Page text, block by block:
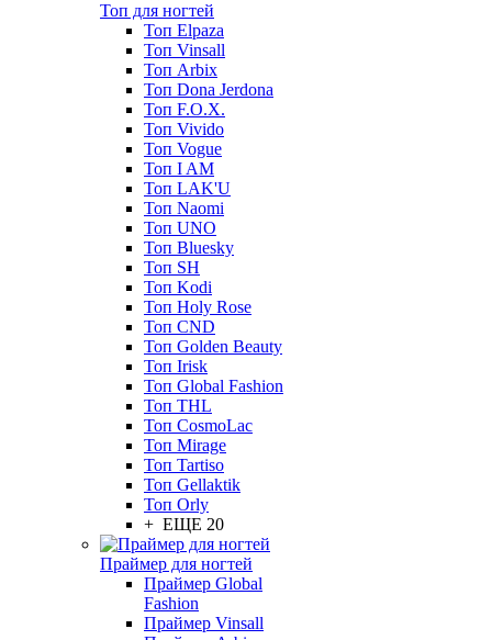
Топ для ногтей
Топ Elpaza
Топ Vinsall
Топ Arbix
Топ Dona Jerdona
Топ F.O.X.
Топ Vivido
Топ Vogue
Топ I AM
Топ LAK'U
Топ Naomi
Топ UNO
Топ Bluesky
Топ SH
Топ Kodi
Топ Holy Rose
Топ CND
Топ Golden Beauty
Топ Irisk
Топ Global Fashion
Топ THL
Топ CosmoLac
Топ Mirage
Топ Tartiso
Топ Gellaktik
Топ Orly
+ ЕЩЕ 20
Праймер для ногтей
Праймер Global
Fashion
Праймер Vinsall